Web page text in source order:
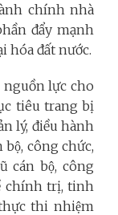
chính nhà
đẩy mạnh
hóa đất nước.
lực cho
tiêu trang bị
lý, điều hành
công chức,
cán bộ, công
chính trị, tinh
thi nhiệm